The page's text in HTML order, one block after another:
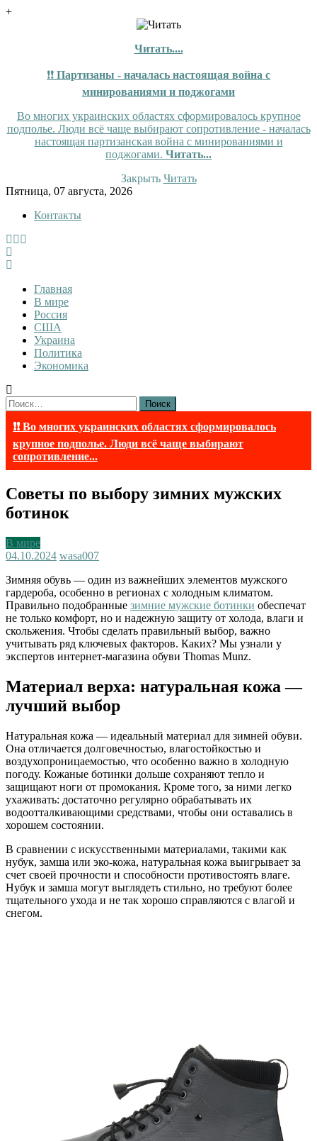
+
Читать....
❗❗ Партизаны - началась настоящая война с
минированиями и поджогами
Во многих украинских областях сформировалось крупное
подполье. Люди всё чаще выбирают сопротивление - началась
настоящая партизанская война с минированиями и
поджогами. Читать...
Закрыть Читать
Skip
content
Пятница, 07 августа, 2026
Контакты
InfoRuss
InfoRuss — Новости
Главная
В мире
Россия
США
Украина
Политика
Экономика
Найти:
❗❗ Во многих украинских областях сформировалось
крупное подполье. Люди всё чаще выбирают
сопротивление...
Советы по выбору зимних мужских
ботинок
В мире
04.10.2024 wasa007
Зимняя обувь — один из важнейших элементов мужского
гардероба, особенно в регионах с холодным климатом.
Правильно подобранные зимние мужские ботинки обеспечат
не только комфорт, но и надежную защиту от холода, влаги и
скольжения. Чтобы сделать правильный выбор, важно
учитывать ряд ключевых факторов. Каких? Мы узнали у
экспертов интернет-магазина обуви Thomas Munz.
Материал верха: натуральная кожа —
лучший выбор
Натуральная кожа — идеальный материал для зимней обуви.
Она отличается долговечностью, влагостойкостью и
воздухопроницаемостью, что особенно важно в холодную
погоду. Кожаные ботинки дольше сохраняют тепло и
защищают ноги от промокания. Кроме того, за ними легко
ухаживать: достаточно регулярно обрабатывать их
водоотталкивающими средствами, чтобы они оставались в
хорошем состоянии.
В сравнении с искусственными материалами, такими как
нубук, замша или эко-кожа, натуральная кожа выигрывает за
счет своей прочности и способности противостоять влаге.
Нубук и замша могут выглядеть стильно, но требуют более
тщательного ухода и не так хорошо справляются с влагой и
снегом.